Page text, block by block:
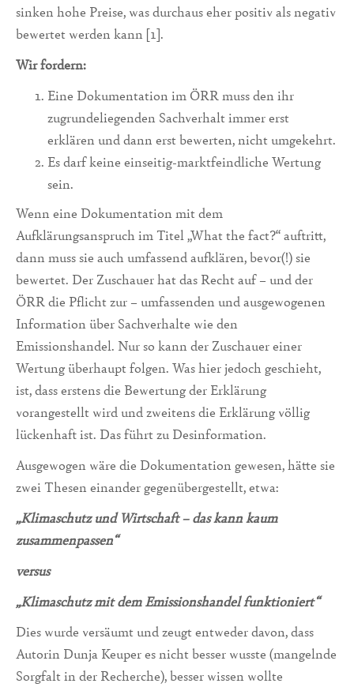
sinken hohe Preise, was durchaus eher positiv als negativ
bewertet werden kann [1].
Wir fordern:
Eine Dokumentation im ÖRR muss den ihr
zugrundeliegenden Sachverhalt immer erst
erklären und dann erst bewerten, nicht umgekehrt.
Es darf keine einseitig-marktfeindliche Wertung
sein.
Wenn eine Dokumentation mit dem
Aufklärungsanspruch im Titel „What the fact?“ auftritt,
dann muss sie auch umfassend aufklären, bevor(!) sie
bewertet. Der Zuschauer hat das Recht auf – und der
ÖRR die Pflicht zur – umfassenden und ausgewogenen
Information über Sachverhalte wie den
Emissionshandel. Nur so kann der Zuschauer einer
Wertung überhaupt folgen. Was hier jedoch geschieht,
ist, dass erstens die Bewertung der Erklärung
vorangestellt wird und zweitens die Erklärung völlig
lückenhaft ist. Das führt zu Desinformation.
Ausgewogen wäre die Dokumentation gewesen, hätte sie
zwei Thesen einander gegenübergestellt, etwa:
„Klimaschutz und Wirtschaft – das kann kaum
zusammenpassen“
versus
„Klimaschutz mit dem Emissionshandel funktioniert“
Dies wurde versäumt und zeugt entweder davon, dass
Autorin Dunja Keuper es nicht besser wusste (mangelnde
Sorgfalt in der Recherche), besser wissen wollte